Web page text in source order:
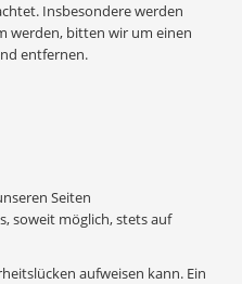
Insbesondere werden
werden, bitten wir um einen
entfernen.
Seiten
soweit möglich, stets auf
aufweisen kann. Ein